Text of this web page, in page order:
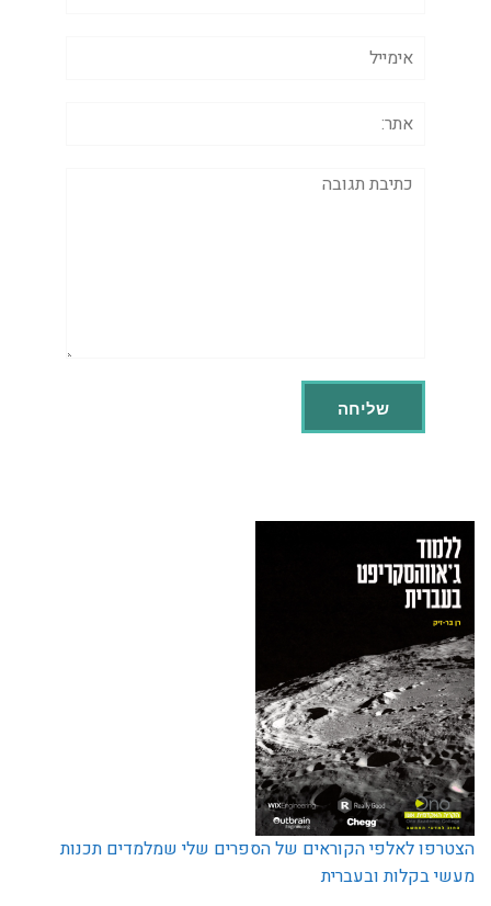
תגובה
הצטרפו לאלפי הקוראים של הספרים שלי שמלמדים תכנות
מעשי בקלות ובעברית